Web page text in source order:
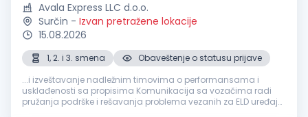
Avala Express LLC d.o.o.
Surčin - Izvan pretražene lokacije
15.08.2026
1, 2. i 3. smena
Obaveštenje o statusu prijave
...i izveštavanje nadležnim timovima o performansama i
usklađenosti sa propisima Komunikacija sa vozačima radi
pružanja podrške i rešavanja problema vezanih za ELD uređaje